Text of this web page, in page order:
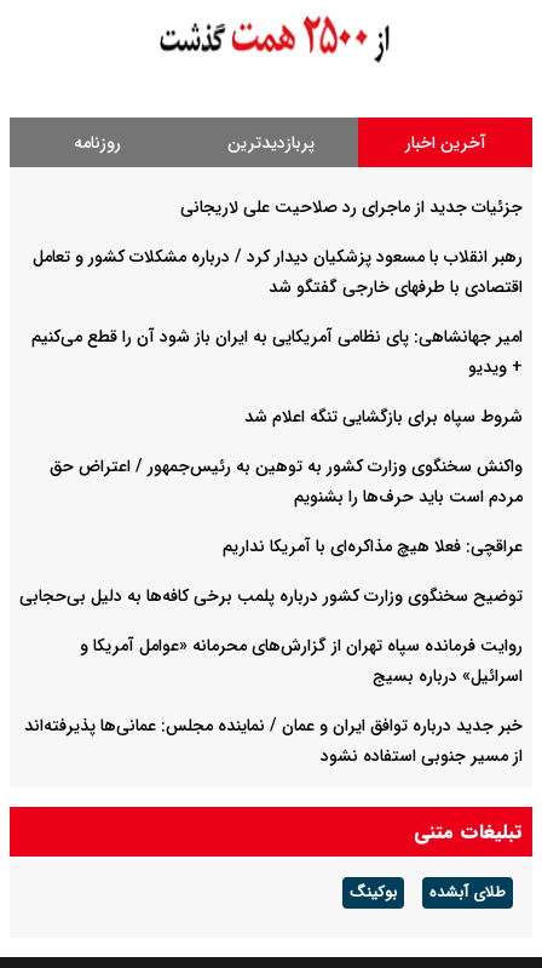
آخرین اخبار پربازدیدترین روزنامه
جزئیات جدید از ماجرای رد صلاحیت علی لاریجانی
رهبر انقلاب با مسعود پزشکیان دیدار کرد / درباره مشکلات کشور و تعامل
اقتصادی با طرفهای خارجی گفتگو شد
امیر جهانشاهی: پای نظامی آمریکایی به ایران باز شود آن را قطع می‌کنیم
+ ویدیو
شروط سپاه برای بازگشایی تنگه اعلام شد
واکنش سخنگوی وزارت کشور به توهین به رئیس‌جمهور / اعتراض حق
مردم است باید حرف‌ها را بشنویم
عراقچی: فعلا هیچ مذاکره‌ای با آمریکا نداریم
توضیح سخنگوی وزارت کشور درباره پلمب برخی کافه‌ها به دلیل بی‌حجابی
روایت فرمانده سپاه تهران از گزارش‌های محرمانه «عوامل آمریکا و
اسرائیل» درباره بسیج
خبر جدید درباره توافق ایران و عمان / نماینده مجلس: عمانی‌ها پذیرفته‌اند
از مسیر جنوبی استفاده نشود
سخنگوی سپاه: تنگه هرمز را تا زمانی که دشمن همه شرایط ما را بپذیرد
حفظ می‌کنیم + ویدئو
تبلیغات متنی
طلای آبشده بوکینگ